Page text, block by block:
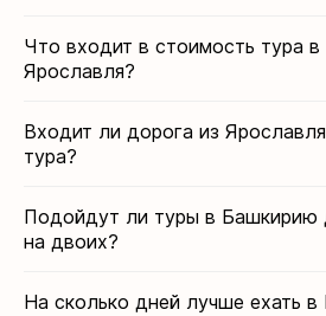
Что входит в стоимость тура
Ярославля?
Входит ли дорога из
тура?
Подойдут ли туры в Башкирию
на двоих?
На сколько дней лучше ехать